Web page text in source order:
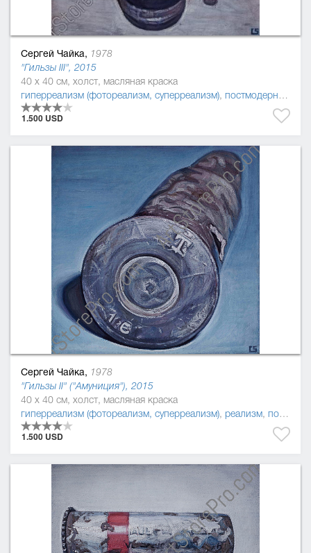
Сергей Чайка, 1978
"Гильзы III", 2015
40 x 40 см, холст, масляная краска
гиперреализм (фотореализм, суперреализм), постмодернизм
1.500 USD
Сергей Чайка, 1978
"Гильзы II" ("Амуниция"), 2015
40 x 40 см, холст, масляная краска
гиперреализм (фотореализм, суперреализм), реализм, постмодернизм
1.500 USD